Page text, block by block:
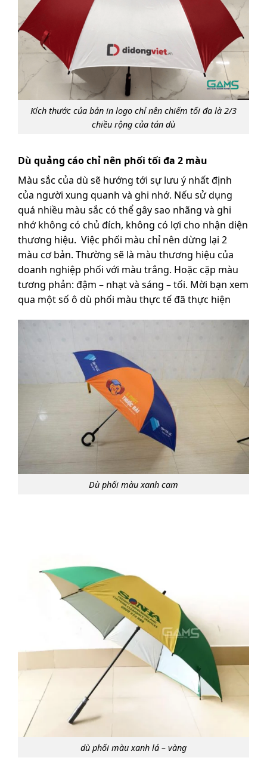
Kích thước của bản in logo chỉ nên chiếm tối đa là 2/3
chiều rộng của tán dù
Dù quảng cáo chỉ nên phối tối đa 2 màu
Màu sắc của dù sẽ hướng tới sự lưu ý nhất định
của người xung quanh và ghi nhớ. Nếu sử dụng
quá nhiều màu sắc có thể gây sao nhãng và ghi
nhớ không có chủ đích, không có lợi cho nhận diện
thương hiệu. Việc phối màu chỉ nên dừng lại 2
màu cơ bản. Thường sẽ là màu thương hiệu của
doanh nghiệp phối với màu trắng. Hoặc cặp màu
tương phản: đậm – nhạt và sáng – tối. Mời bạn xem
qua một số ô dù phối màu thực tế đã thực hiện
Dù phối màu xanh cam
dù phối màu xanh lá – vàng